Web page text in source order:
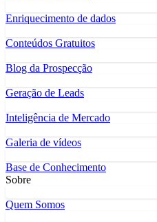
Enriquecimento de dados
Conteúdos Gratuitos
Blog da Prospecção
Geração de Leads
Inteligência de Mercado
Galeria de vídeos
Base de Conhecimento
Sobre
Quem Somos